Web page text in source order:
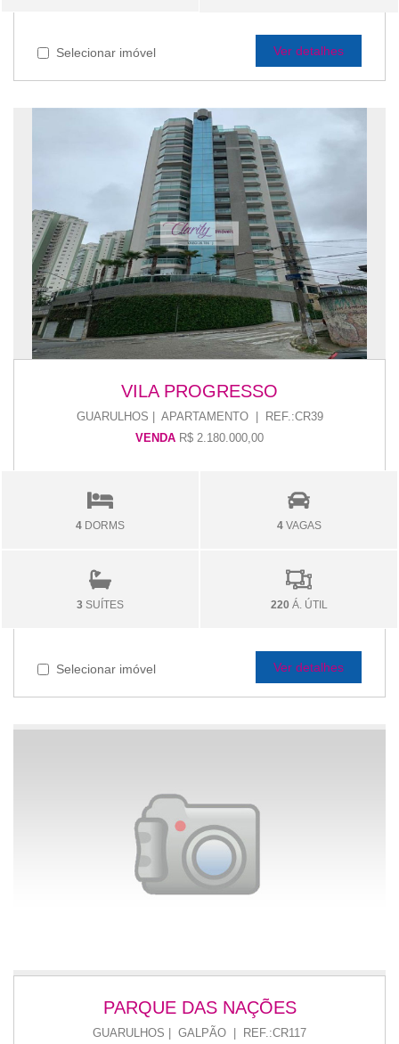
Selecionar imóvel Ver detalhes
VILA PROGRESSO
GUARULHOS | APARTAMENTO | REF.:CR39
VENDA R$ 2.180.000,00
4 DORMS 4VAGAS
3 SUÍTES 220 Á. ÚTIL
Selecionar imóvel Ver detalhes
PARQUE DAS NAÇÕES
GUARULHOS | GALPÃO | REF.:CR117